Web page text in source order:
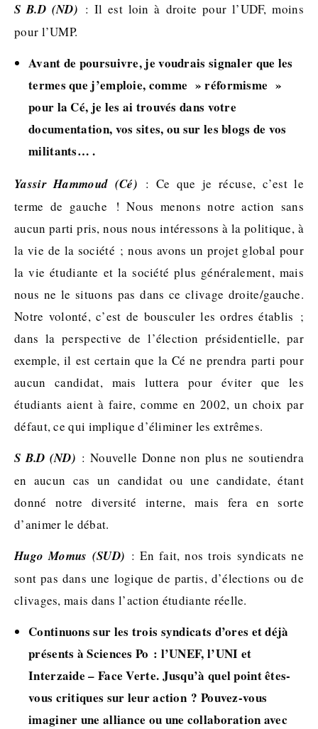
S B.D (ND) : Il est loin à droite pour l’UDF, moins
pour l’UMP.
Avant de poursuivre, je voudrais signaler que les
termes que j’emploie, comme » réformisme »
pour la Cé, je les ai trouvés dans votre
documentation, vos sites, ou sur les blogs de vos
militants… .
Yassir Hammoud (Cé) : Ce que je récuse, c’est le
terme de gauche ! Nous menons notre action sans
aucun parti pris, nous nous intéressons à la politique, à
la vie de la société ; nous avons un projet global pour
la vie étudiante et la société plus généralement, mais
nous ne le situons pas dans ce clivage droite/gauche.
Notre volonté, c’est de bousculer les ordres établis ;
dans la perspective de l’élection présidentielle, par
exemple, il est certain que la Cé ne prendra parti pour
aucun candidat, mais luttera pour éviter que les
étudiants aient à faire, comme en 2002, un choix par
défaut, ce qui implique d’éliminer les extrêmes.
S B.D (ND) : Nouvelle Donne non plus ne soutiendra
en aucun cas un candidat ou une candidate, étant
donné notre diversité interne, mais fera en sorte
d’animer le débat.
Hugo Momus (SUD) : En fait, nos trois syndicats ne
sont pas dans une logique de partis, d’élections ou de
clivages, mais dans l’action étudiante réelle.
Continuons sur les trois syndicats d’ores et déjà
présents à Sciences Po : l’UNEF, l’UNI et
Interzaide – Face Verte. Jusqu’à quel point êtes-
vous critiques sur leur action ? Pouvez-vous
imaginer une alliance ou une collaboration avec